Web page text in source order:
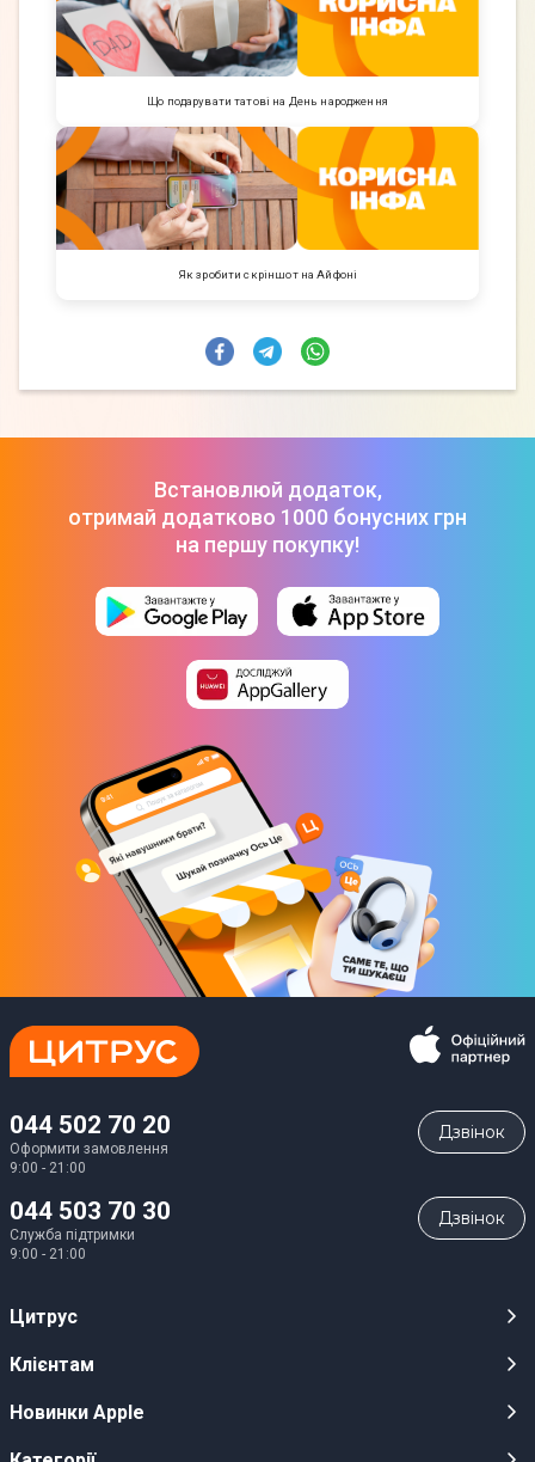
Що подарувати татові на День народження
Як зробити скріншот на Айфоні
Встановлюй додаток,
отримай додатково 1000 бонусних грн
на першу покупку!
044 502 70 20
Оформити замовлення
9:00 - 21:00
Дзвiнок
044 503 70 30
Служба підтримки
9:00 - 21:00
Дзвiнок
Цитрус
Кар’єра
Клієнтам
Публічні оферти
Новинки Apple
iPhone 17